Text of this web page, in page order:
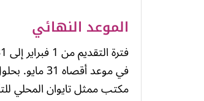
الموعد النهائي
مكتب ممثل تايوان المحلي